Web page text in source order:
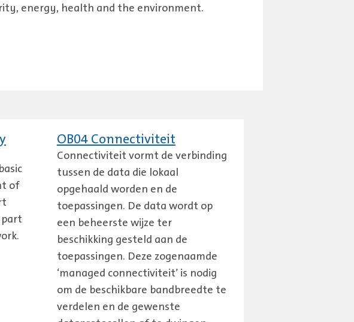
energy, health and the environment.
of
part
OB04 Connectiviteit
Connectiviteit vormt de verbinding
tussen de data die lokaal
opgehaald worden en de
toepassingen. De data wordt op
een beheerste wijze ter
beschikking gesteld aan de
toepassingen. Deze zogenaamde
‘managed connectiviteit’ is nodig
om de beschikbare bandbreedte te
verdelen en de gewenste